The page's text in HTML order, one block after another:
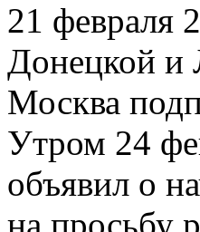
21 февраля
Донецкой и
Москва
Утром 24
объявил о